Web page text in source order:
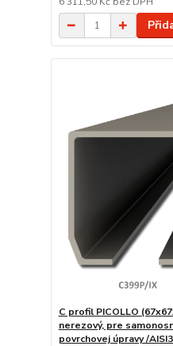
C profil PICOLLO
nerezový, pre
povrchovej úpravy /